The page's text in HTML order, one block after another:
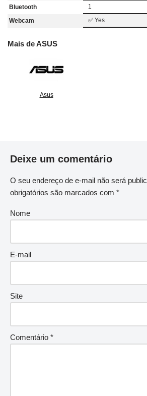
Bluetooth
1
Webcam
✅ Yes
Mais de ASUS
Asus
Deixe um comentário
O seu endereço de e-mail não será
obrigatórios são marcados com *
Nome
E-mail
Site
Comentário *